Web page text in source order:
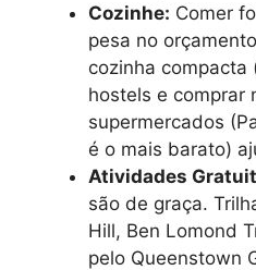
Cozinhe: Comer
pesa no
cozinha compacta
hostels e comprar
supermercados
é o mais barato)
Atividades
são de graça.
Hill, Ben Lomond
pelo Queenstown